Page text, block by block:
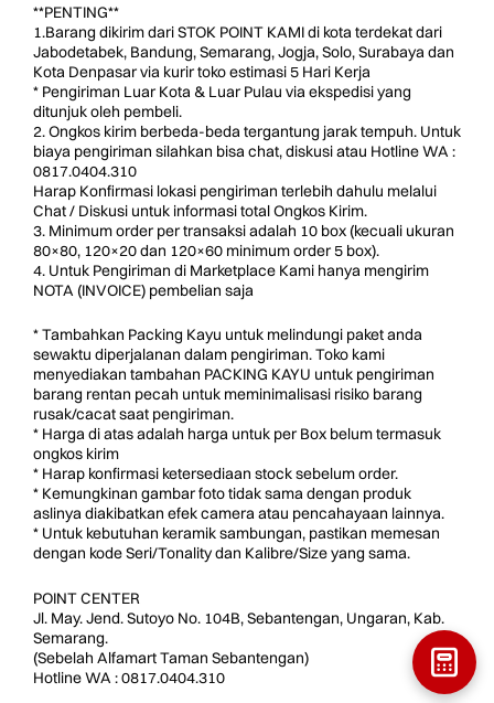
**PENTING**
1.Barang dikirim dari STOK POINT KAMI di kota terdekat dari
Jabodetabek, Bandung, Semarang, Jogja, Solo, Surabaya dan
Kota Denpasar via kurir toko estimasi 5 Hari Kerja
* Pengiriman Luar Kota & Luar Pulau via ekspedisi yang
ditunjuk oleh pembeli.
2. Ongkos kirim berbeda-beda tergantung jarak tempuh. Untuk
biaya pengiriman silahkan bisa chat, diskusi atau Hotline WA :
0817.0404.310
Harap Konfirmasi lokasi pengiriman terlebih dahulu melalui
Chat / Diskusi untuk informasi total Ongkos Kirim.
3. Minimum order per transaksi adalah 10 box (kecuali ukuran
80×80, 120×20 dan 120×60 minimum order 5 box).
4. Untuk Pengiriman di Marketplace Kami hanya mengirim
NOTA (INVOICE) pembelian saja
* Tambahkan Packing Kayu untuk melindungi paket anda
sewaktu diperjalanan dalam pengiriman. Toko kami
menyediakan tambahan PACKING KAYU untuk pengiriman
barang rentan pecah untuk meminimalisasi risiko barang
rusak/cacat saat pengiriman.
* Harga di atas adalah harga untuk per Box belum termasuk
ongkos kirim
* Harap konfirmasi ketersediaan stock sebelum order.
* Kemungkinan gambar foto tidak sama dengan produk
aslinya diakibatkan efek camera atau pencahayaan lainnya.
* Untuk kebutuhan keramik sambungan, pastikan memesan
dengan kode Seri/Tonality dan Kalibre/Size yang sama.
POINT CENTER
Jl. May. Jend. Sutoyo No. 104B, Sebantengan, Ungaran, Kab.
Semarang.
(Sebelah Alfamart Taman Sebantengan)
Hotline WA : 0817.0404.310